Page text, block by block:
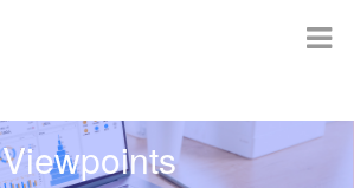
Viewpoints